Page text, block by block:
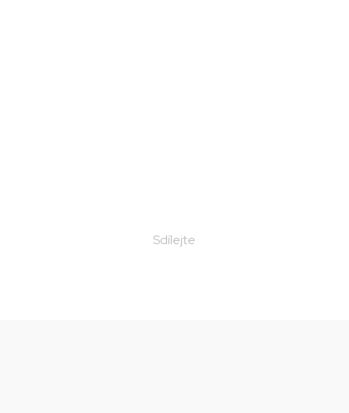
Sdílejte